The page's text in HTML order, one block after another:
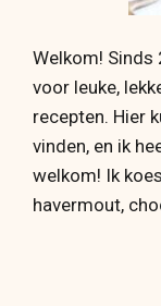
Welkom! Sinds
voor leuke,
recepten. Hier
vinden, en ik
welkom! Ik
havermout,